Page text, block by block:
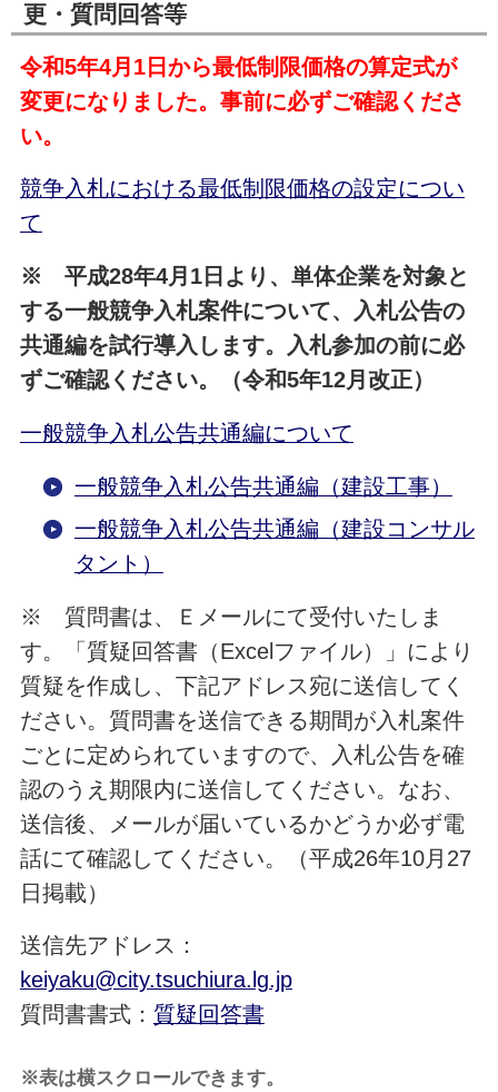
更・質問回答等
令和5年4月1日から最低制限価格の算定式が
変更になりました。事前に必ずご確認くださ
い。
競争入札における最低制限価格の設定につい
て
※ 平成28年4月1日より、単体企業を対象と
する一般競争入札案件について、入札公告の
共通編を試行導入します。入札参加の前に必
ずご確認ください。（令和5年12月改正）
一般競争入札公告共通編について
一般競争入札公告共通編（建設工事）
一般競争入札公告共通編（建設コンサル
タント）
※ 質問書は、Ｅメールにて受付いたしま
す。「質疑回答書（Excelファイル）」により
質疑を作成し、下記アドレス宛に送信してく
ださい。質問書を送信できる期間が入札案件
ごとに定められていますので、入札公告を確
認のうえ期限内に送信してください。なお、
送信後、メールが届いているかどうか必ず電
話にて確認してください。（平成26年10月27
日掲載）
送信先アドレス：
keiyaku@city.tsuchiura.lg.jp
質問書書式： 質疑回答書
※表は横スクロールできます。